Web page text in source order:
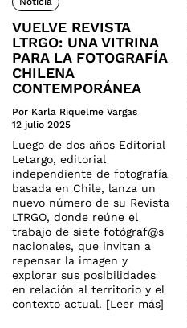
VUELVE REVISTA
LTRGO: UNA VITRINA
PARA LA FOTOGRAFÍA
CHILENA
CONTEMPORÁNEA
Por Karla Riquelme Vargas
12 julio 2025
Luego de dos años Editorial
Letargo, editorial
independiente de fotografía
basada en Chile, lanza un
nuevo número de su Revista
LTRGO, donde reúne el
trabajo de siete fotógraf@s
nacionales, que invitan a
repensar la imagen y
explorar sus posibilidades
en relación al territorio y el
contexto actual. [Leer más]